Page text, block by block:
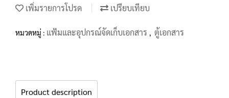
เพิ่มรายการโปรด เปรียบเทียบ
หมวดหมู่ : แฟ้มและอุปกรณ์จัดเก็บเอกสาร , ตู้เอกสาร
Product description